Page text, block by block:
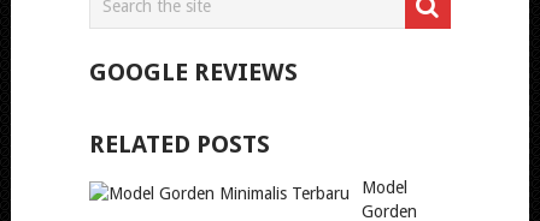
GOOGLE REVIEWS
RELATED POSTS
Model
Gorden